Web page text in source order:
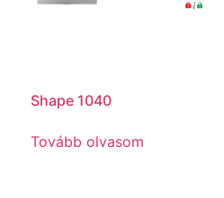
Shape 1040
Tovább olvasom